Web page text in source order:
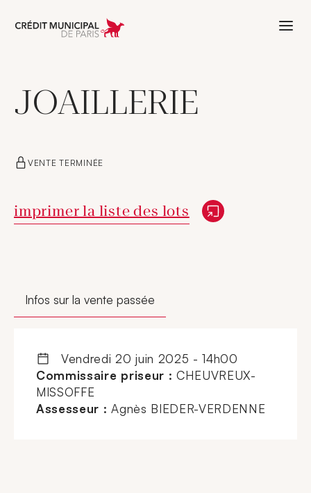
Aller à l'accueil de Crédit Municipal
JOAILLERIE
VENTE TERMINÉE
Nouvelle fenêtre
imprimer la liste des lots
Infos sur la vente passée
vendredi 20 juin 2025 - 14h00
Commissaire priseur : CHEUVREUX-
MISSOFFE
Assesseur : Agnès BIEDER-VERDENNE